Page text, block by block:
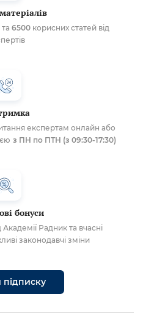
6500корисних статей від
експертам онлайн або
з ПН по ПТН (з 09:30-17:30)
бонуси
Радник та вчасні
законодавчі зміни